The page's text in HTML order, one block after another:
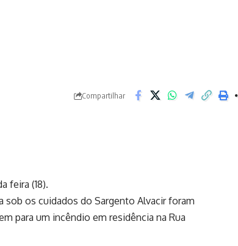
Compartilhar
feira (18).
sob os cuidados do Sargento Alvacir foram
para um incêndio em residência na Rua